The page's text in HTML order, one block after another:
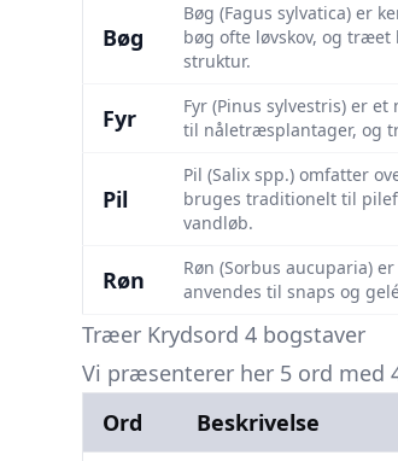
Bøg
Bøg (Fagus sylvatica) er
bøg ofte løvskov, og
struktur.
Fyr
Fyr (Pinus sylvestris) er
til nåletræsplantager, og
Pil
Pil (Salix spp.) omfatter
bruges traditionelt til
vandløb.
Røn
Røn (Sorbus aucuparia)
anvendes til snaps og
Træer Krydsord 4 bogstaver
Vi præsenterer her 5 ord med
Ord
Beskrivelse